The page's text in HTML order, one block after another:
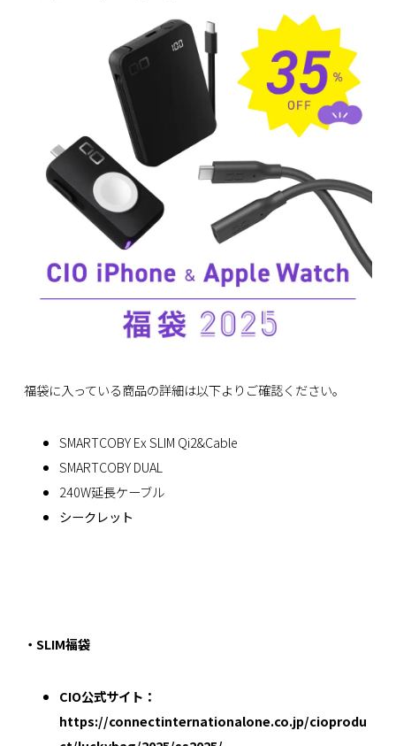
福袋に入っている商品の詳細は以下よりご確認ください。
SMARTCOBY Ex SLIM Qi2&Cable
SMARTCOBY DUAL
240W延長ケーブル
シークレット
・SLIM福袋
CIO公式サイト：
https://connectinternationalone.co.jp/cioprodu